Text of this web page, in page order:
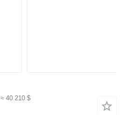
≈ 40 210 $